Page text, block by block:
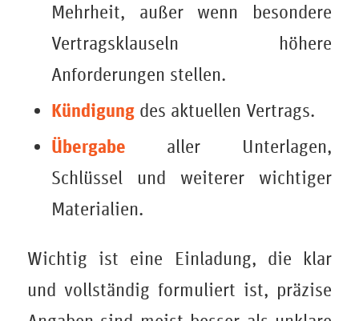
Mehrheit, außer wenn besondere
Vertragsklauseln höhere
Anforderungen stellen.
Kündigungdes aktuellen Vertrags.
Übergabe aller Unterlagen,
Schlüssel und weiterer wichtiger
Materialien.
Wichtig ist eine Einladung, die klar
und vollständig formuliert ist, präzise